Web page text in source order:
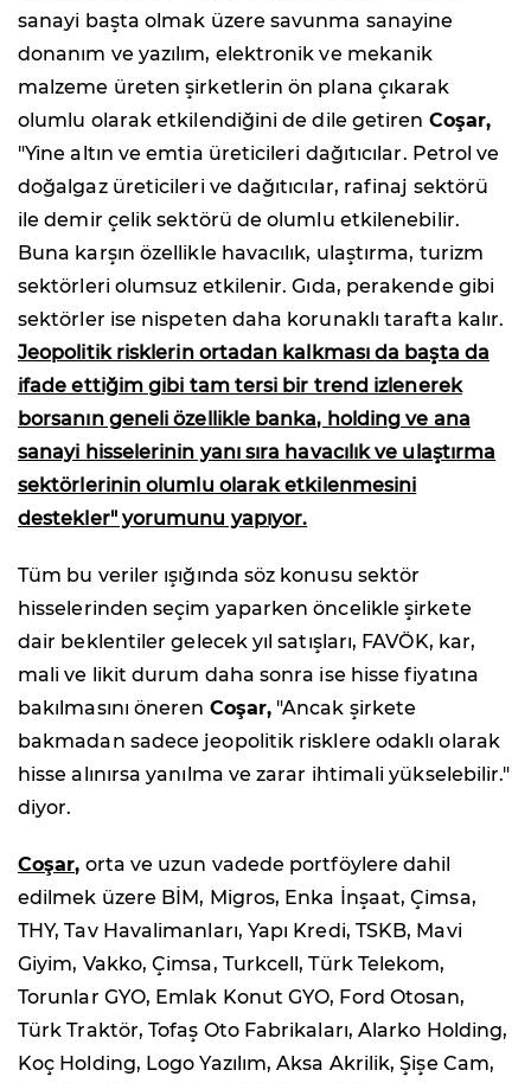
sanayi başta olmak üzere savunma sanayine
donanım ve yazılım, elektronik ve mekanik
malzeme üreten şirketlerin ön plana çıkarak
olumlu olarak etkilendiğini de dile getiren Coşar,
"Yine altın ve emtia üreticileri dağıtıcılar. Petrol ve
doğalgaz üreticileri ve dağıtıcılar, rafinaj sektörü
ile demir çelik sektörü de olumlu etkilenebilir.
Buna karşın özellikle havacılık, ulaştırma, turizm
sektörleri olumsuz etkilenir. Gıda, perakende gibi
sektörler ise nispeten daha korunaklı tarafta kalır.
Jeopolitik risklerin ortadan kalkması da başta da
ifade ettiğim gibi tam tersi bir trend izlenerek
borsanın geneli özellikle banka, holding ve ana
sanayi hisselerinin yanı sıra havacılık ve ulaştırma
sektörlerinin olumlu olarak etkilenmesini
destekler" yorumunu yapıyor.
Tüm bu veriler ışığında söz konusu sektör
hisselerinden seçim yaparken öncelikle şirkete
dair beklentiler gelecek yıl satışları, FAVÖK, kar,
mali ve likit durum daha sonra ise hisse fiyatına
bakılmasını öneren Coşar, "Ancak şirkete
bakmadan sadece jeopolitik risklere odaklı olarak
hisse alınırsa yanılma ve zarar ihtimali yükselebilir."
diyor.
Coşar, orta ve uzun vadede portföylere dahil
edilmek üzere BİM, Migros, Enka İnşaat, Çimsa,
THY, Tav Havalimanları, Yapı Kredi, TSKB, Mavi
Giyim, Vakko, Çimsa, Turkcell, Türk Telekom,
Torunlar GYO, Emlak Konut GYO, Ford Otosan,
Türk Traktör, Tofaş Oto Fabrikaları, Alarko Holding,
Koç Holding, Logo Yazılım, Aksa Akrilik, Şişe Cam,